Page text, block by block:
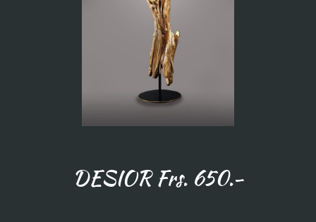
DESIOR Frs. 650.-